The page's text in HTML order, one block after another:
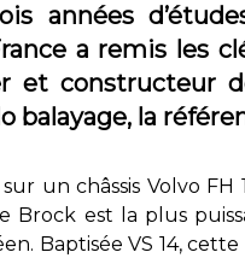
années
a remis les
et constructeur
balayage, la
sur un châssis Volvo
Brock est la plus
Baptisée VS 14,